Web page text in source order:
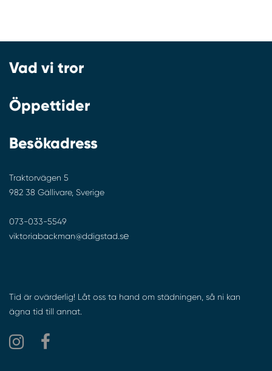
Vad vi tror
Öppettider
Besökadress
Traktorvägen 5
982 38 Gällivare, Sverige
073-033-5549
viktoriabackman@ddigstad.se
Tid är ovärderlig! Låt oss ta hand om städningen, så ni kan
ägna tid till annat.